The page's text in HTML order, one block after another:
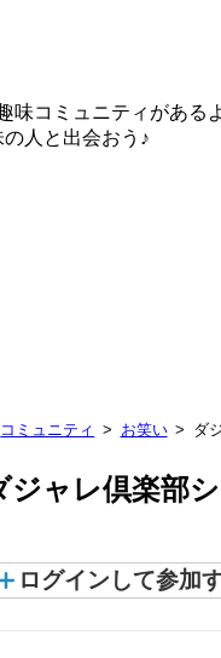
味コミュニティがある
人と出会おう♪
コミュニティ お笑い ダ
ジャレ倶楽部
ログインして参加